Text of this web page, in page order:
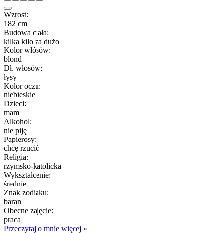
Wzrost:
182 cm
Budowa ciała:
kilka kilo za dużo
Kolor włósów:
blond
Dł. włosów:
łysy
Kolor oczu:
niebieskie
Dzieci:
mam
Alkohol:
nie piję
Papierosy:
chcę rzucić
Religia:
rzymsko-katolicka
Wykształcenie:
średnie
Znak zodiaku:
baran
Obecne zajęcie:
praca
Przeczytaj o mnie więcej »